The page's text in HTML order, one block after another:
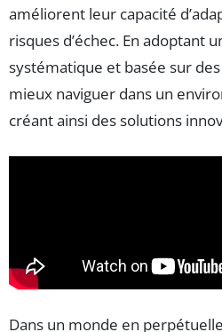
améliorent leur capacité
risques d’échec. En adoptant
systématique et basée sur
mieux naviguer dans un
créant ainsi des solutions
Dans un monde en